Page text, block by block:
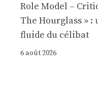
Role Model –
The Hourglass »
fluide du célibat
6 août 2026